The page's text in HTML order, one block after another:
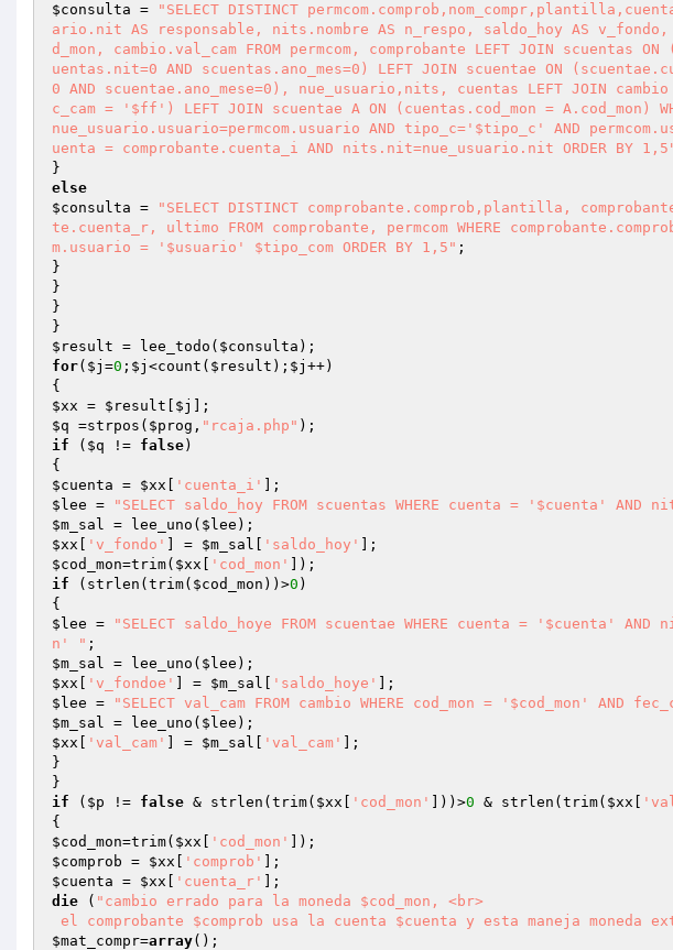
$consulta =
"SELECT DISTINCT
ario.nit AS responsable, nits.nombre AS n_respo, saldo_hoy AS v_fondo,
d_mon, cambio.val_cam FROM permcom, comprobante LEFT JOIN scuentas
uentas.nit=0 AND scuentas.ano_mes=0) LEFT JOIN scuentae ON
0 AND scuentae.ano_mese=0), nue_usuario,nits, cuentas LEFT JOIN cambio
c_cam = '$ff') LEFT JOIN scuentae A ON (cuentas.cod_mon = A.cod_mon)
nue_usuario.usuario=permcom.usuario AND tipo_c='$tipo_c' AND
uenta = comprobante.cuenta_i AND nits.nit=nue_usuario.nit ORDER BY
else
$consulta =
"SELECT DISTINCT comprobante.comprob,plantilla,
te.cuenta_r, ultimo FROM comprobante, permcom WHERE
m.usuario = '$usuario' $tipo_com ORDER BY 1,5" ;
}
}
}
$result = lee_todo( $consulta
for( $j =0 ; $j <count( $result ); $j ++)
$xx = $result $j
$q =strpos( $prog , "rcaja.php"
if ( $q != false)
$cuenta = $xx 'cuenta_i'
$lee = "SELECT saldo_hoy FROM scuentas WHERE cuenta = '$cuenta' AND
$m_sal = lee_uno( $lee
$xx
'v_fondo' ] = $m_sal 'saldo_hoy'
$cod_mon=trim( $xx 'cod_mon'
if (strlen(trim( $cod_mon ))>0 )
$lee =
"SELECT saldo_hoye FROM scuentae WHERE cuenta = '$cuenta' AND
n' "
$m_sal = lee_uno( $lee
$xx
'v_fondoe' ] = $m_sal 'saldo_hoye'
$lee = "SELECT val_cam FROM cambio WHERE cod_mon = '$cod_mon' AND
$m_sal = lee_uno( $lee
$xx
'val_cam' ] = $m_sal 'val_cam'
];
}
if ( $p != false & strlen(trim( $xx 'cod_mon' ]))>0 & strlen(trim( $xx
$cod_mon=trim( $xx 'cod_mon'
$comprob = $xx 'comprob'
$cuenta = $xx 'cuenta_r'
die ( "cambio errado para la moneda $cod_mon, <br>
el comprobante $comprob usa la cuenta $cuenta y esta maneja moneda
$mat_compr=array